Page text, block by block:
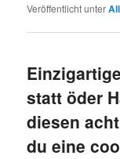
Veröffentlicht unter
statt öder
diesen
du eine